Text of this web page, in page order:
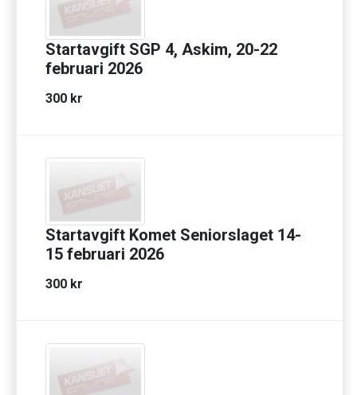
Startavgift SGP 4, Askim, 20-22
februari 2026
300 kr
Startavgift Komet Seniorslaget 14-
15 februari 2026
300 kr